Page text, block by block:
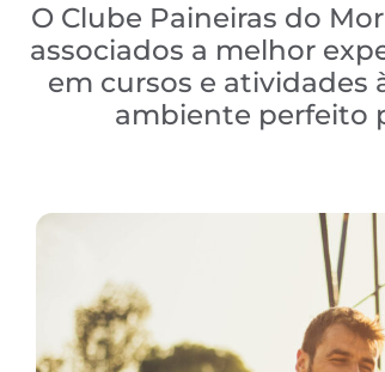
O Clube Paineiras do
associados a melhor
em cursos e atividades
ambiente perfeito